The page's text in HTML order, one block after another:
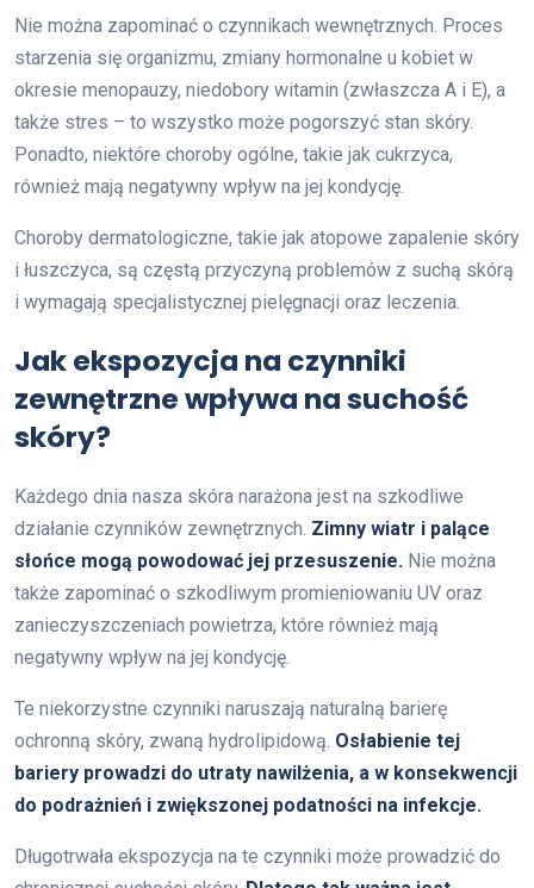
Nie można zapominać o czynnikach wewnętrznych. Proces
starzenia się organizmu, zmiany hormonalne u kobiet w
okresie menopauzy, niedobory witamin (zwłaszcza A i E), a
także stres – to wszystko może pogorszyć stan skóry.
Ponadto, niektóre choroby ogólne, takie jak cukrzyca,
również mają negatywny wpływ na jej kondycję.
Choroby dermatologiczne, takie jak atopowe zapalenie skóry
i łuszczyca, są częstą przyczyną problemów z suchą skórą
i wymagają specjalistycznej pielęgnacji oraz leczenia.
Jak ekspozycja na czynniki
zewnętrzne wpływa na suchość
skóry?
Każdego dnia nasza skóra narażona jest na szkodliwe
działanie czynników zewnętrznych. Zimny wiatr i palące
słońce mogą powodować jej przesuszenie. Nie można
także zapominać o szkodliwym promieniowaniu UV oraz
zanieczyszczeniach powietrza, które również mają
negatywny wpływ na jej kondycję.
Te niekorzystne czynniki naruszają naturalną barierę
ochronną skóry, zwaną hydrolipidową. Osłabienie tej
bariery prowadzi do utraty nawilżenia, a w konsekwencji
do podrażnień i zwiększonej podatności na infekcje.
Długotrwała ekspozycja na te czynniki może prowadzić do